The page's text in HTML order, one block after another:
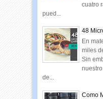
cuatro
pued...
48
En
miles
Sin
de...
Como